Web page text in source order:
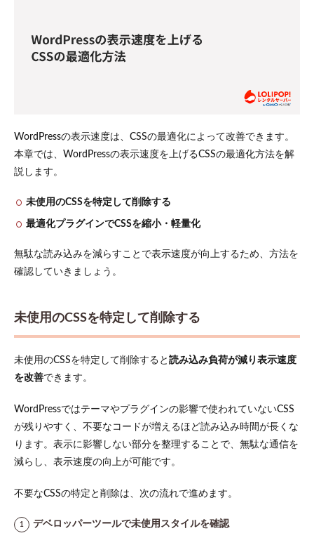
WordPressの表示速度は、CSSの最適化によって改善できます。
本章では、WordPressの表示速度を上げるCSSの最適化方法を解
説します。
未使用のCSSを特定して削除する
最適化プラグインでCSSを縮小・軽量化
無駄な読み込みを減らすことで表示速度が向上するため、方法を
確認していきましょう。
未使用のCSSを特定して削除する
未使用のCSSを特定して削除すると 読み込み負荷が減り表示速度
を改善できます。
WordPressではテーマやプラグインの影響で使われていないCSS
が残りやすく、不要なコードが増えるほど読み込み時間が長くな
ります。表示に影響しない部分を整理することで、無駄な通信を
減らし、表示速度の向上が可能です。
不要なCSSの特定と削除は、次の流れで進めます。
デベロッパーツールで未使用スタイルを確認